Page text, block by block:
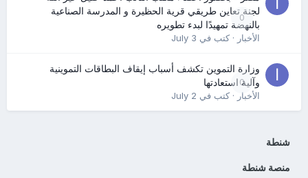
0
لجنة تعاين طريقي قرية الحظيرة و المدرسة الصناعية
بالنهضة تمهيدًا لبدء تطويره
الأخبار· كتب في July 3
0
وزارة التموين تكشف أسباب إيقاف البطاقات التموينية
وآلية استعادتها
الأخبار· كتب في July 2
شنطة
منصة شنطة